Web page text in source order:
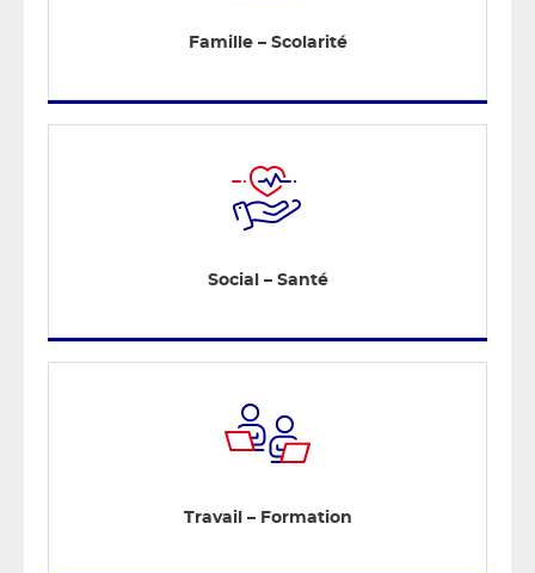
Famille – Scolarité
Social – Santé
Travail – Formation